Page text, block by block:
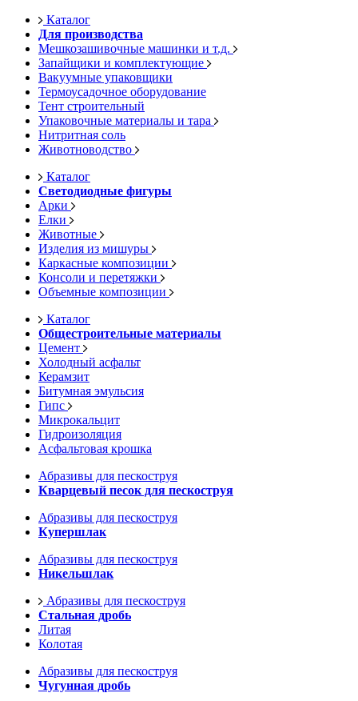
Каталог
Для производства
Мешкозашивочные машинки и т.д.
Запайщики и комплектующие
Вакуумные упаковщики
Термоусадочное оборудование
Тент строительный
Упаковочные материалы и тара
Нитритная соль
Животноводство
Каталог
Светодиодные фигуры
Арки
Елки
Животные
Изделия из мишуры
Каркасные композиции
Консоли и перетяжки
Объемные композиции
Каталог
Общестроительные материалы
Цемент
Холодный асфальт
Керамзит
Битумная эмульсия
Гипс
Микрокальцит
Гидроизоляция
Асфальтовая крошка
Абразивы для пескоструя
Кварцевый песок для пескоструя
Абразивы для пескоструя
Купершлак
Абразивы для пескоструя
Никельшлак
Абразивы для пескоструя
Стальная дробь
Литая
Колотая
Абразивы для пескоструя
Чугунная дробь